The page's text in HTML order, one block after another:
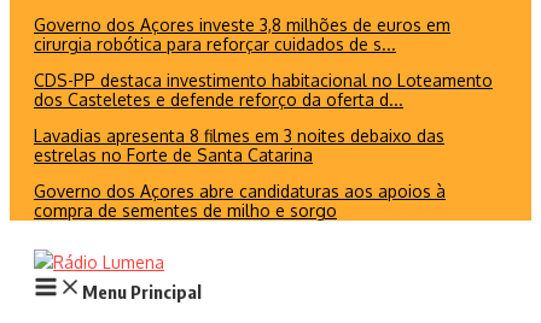
Governo dos Açores investe 3,8 milhões de euros em
cirurgia robótica para reforçar cuidados de s...
CDS-PP destaca investimento habitacional no Loteamento
dos Casteletes e defende reforço da oferta d...
Lavadias apresenta 8 filmes em 3 noites debaixo das
estrelas no Forte de Santa Catarina
Governo dos Açores abre candidaturas aos apoios à
compra de sementes de milho e sorgo
Menu Principal